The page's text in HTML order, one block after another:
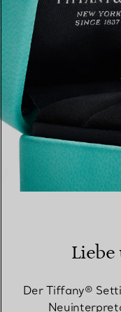
Der Tiffany®